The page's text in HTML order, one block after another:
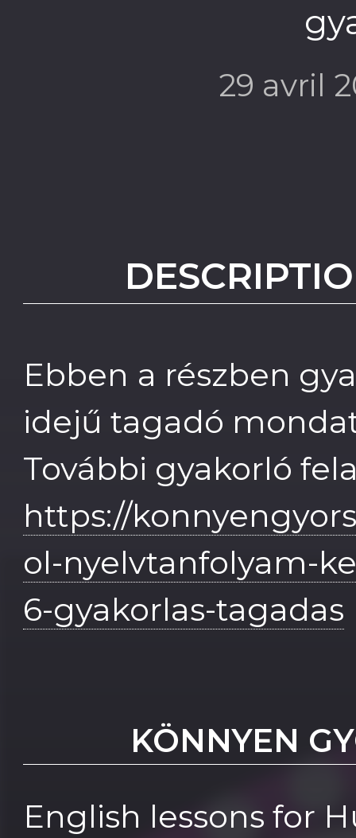
29 avril
Ebben a részben
idejű tagadó
További gyakorló
https://
ol-nyelvtanfolyam-
6-gyakorlas-tagadas
KÖNNYEN
English lessons for